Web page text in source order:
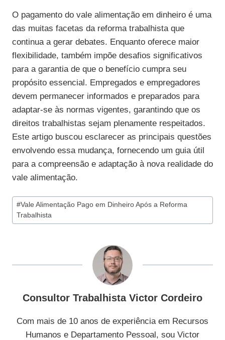
O pagamento do vale alimentação em dinheiro é uma
das muitas facetas da reforma trabalhista que
continua a gerar debates. Enquanto oferece maior
flexibilidade, também impõe desafios significativos
para a garantia de que o benefício cumpra seu
propósito essencial. Empregados e empregadores
devem permanecer informados e preparados para
adaptar-se às normas vigentes, garantindo que os
direitos trabalhistas sejam plenamente respeitados.
Este artigo buscou esclarecer as principais questões
envolvendo essa mudança, fornecendo um guia útil
para a compreensão e adaptação à nova realidade do
vale alimentação.
Tags
do
Post:
#Vale Alimentação Pago em Dinheiro Após a Reforma
Trabalhista
Consultor Trabalhista Victor Cordeiro
Com mais de 10 anos de experiência em Recursos
Humanos e Departamento Pessoal, sou Victor